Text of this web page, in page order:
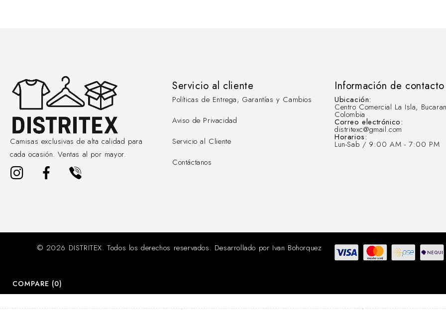
Camisas exclusivas de alta calidad para
cada ocasión. Ventas al por mayor.
Servicio al cliente
Políticas de Entrega, Garantías y Cambios
Aviso de Privacidad
Servicio al Cliente
Contáctanos
Información de contacto
Ubicación:
Centro Comercial La Isla,
Colombia
Correo electrónico:
distritexc@gmail.com
Horarios:
Lun-Sab / 9:00 AM - 7:00 PM
© 2026 DISTRITEX. Todos los derechos reservados. Desarrollado por Ivan Bohorquez
COMPARE (0)